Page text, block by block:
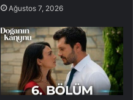
Ağustos 7, 2026